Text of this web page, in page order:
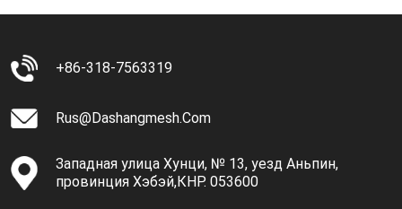
+86-318-7563319
Rus@dashangmesh.com
Западная улица Хунци, № 13, уезд Аньпин,
провинция Хэбэй,КНР. 053600